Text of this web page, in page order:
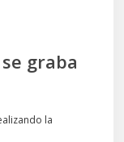
graba
la